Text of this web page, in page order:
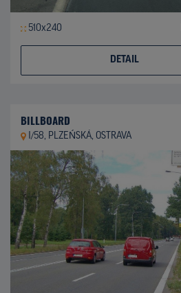
510x240
DETAIL
BILLBOARD
I/58, PLZEŃSKÁ, OSTRAVA